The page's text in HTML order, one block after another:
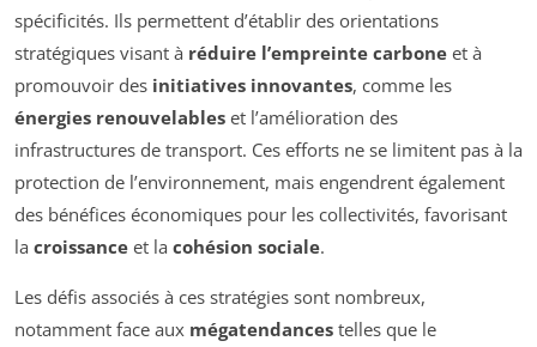
spécificités. Ils permettent d’établir des orientations
stratégiques visant à réduire l’empreinte carbone et à
promouvoir des initiatives innovantes, comme les
énergies renouvelables et l’amélioration des
infrastructures de transport. Ces efforts ne se limitent pas à la
protection de l’environnement, mais engendrent également
des bénéfices économiques pour les collectivités, favorisant
la croissance et la cohésion sociale.
Les défis associés à ces stratégies sont nombreux,
notamment face aux mégatendances telles que le